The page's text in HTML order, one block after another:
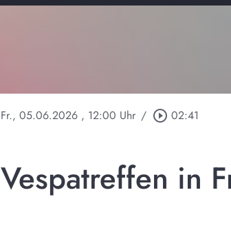
Fr., 05.06.2026 , 12:00 Uhr / play_circle_outline 02:41
Vespatreffen in